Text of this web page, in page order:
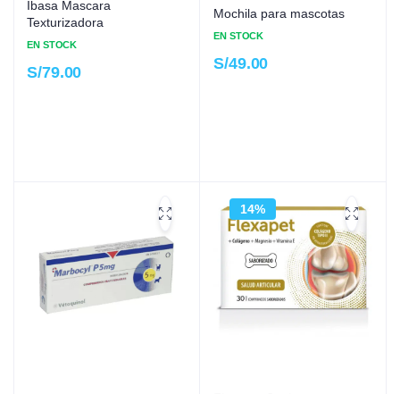
Ibasa Mascara
Texturizadora
EN STOCK
S/79.00
Mochila para mascotas
EN STOCK
S/49.00
14%